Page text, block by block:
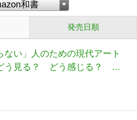
発売日順
ない」人のための現代アート
う見る？ どう感じる？ 何
？